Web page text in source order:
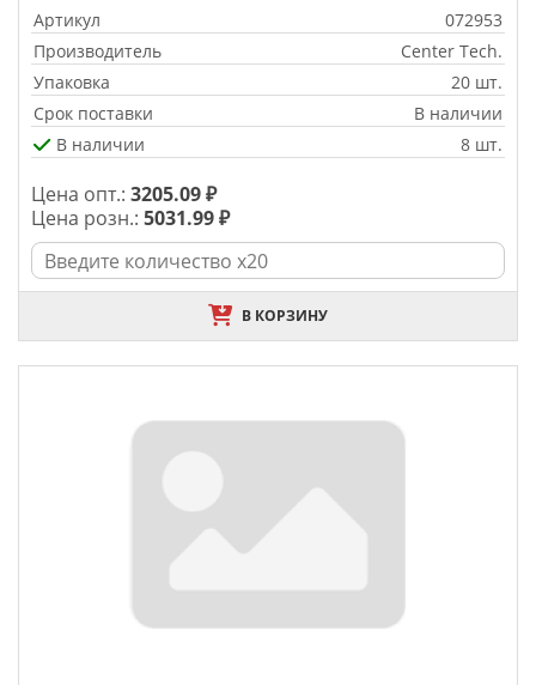
Артикул
072953
Производитель
Center Tech.
Упаковка
20 шт.
Срок поставки
В наличии
В наличии
8 шт.
Цена опт.: 3205.09 ₽
Цена розн.: 5031.99 ₽
В КОРЗИНУ